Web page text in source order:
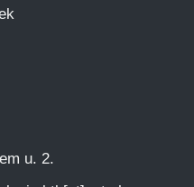
u. 2.